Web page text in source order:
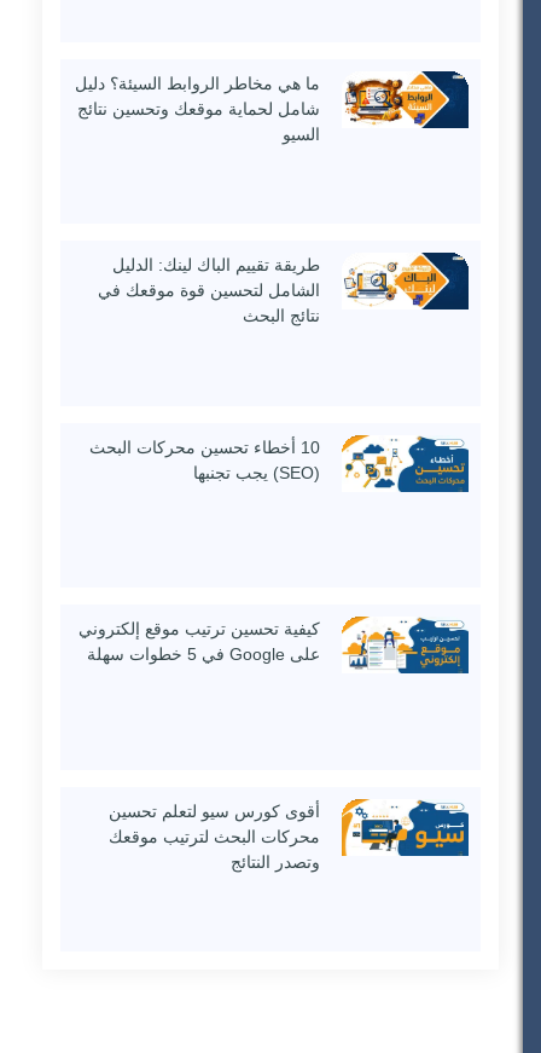
ما هي مخاطر الروابط السيئة؟ دليل
شامل لحماية موقعك وتحسين نتائج
السيو
طريقة تقييم الباك لينك: الدليل
الشامل لتحسين قوة موقعك في
نتائج البحث
10 أخطاء تحسين محركات البحث
كيفية تحسين ترتيب موقع إلكتروني
على Google في 5 خطوات سهلة
أقوى كورس سيو لتعلم تحسين
محركات البحث لترتيب موقعك
وتصدر النتائج